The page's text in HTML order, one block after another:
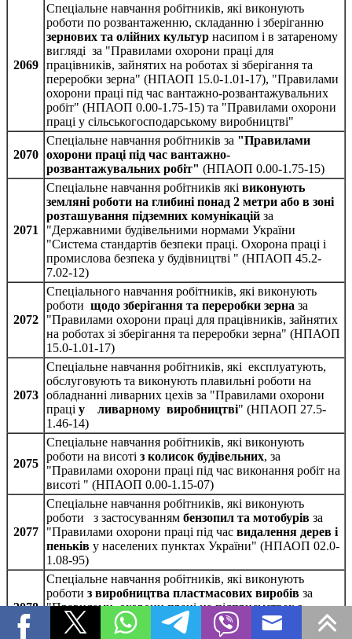
2069
Спеціальне навчання робітників, які виконують
роботи по розвантаженню, складанню і зберіганню
зернових та олійних культур насипом і в затареному
вигляді за "Правилами охорони праці для
працівників, зайнятих на роботах зі зберігання та
переробки зерна" (НПАОП 15.0-1.01-17), "Правилами
охорони праці під час вантажно-розвантажувальних
робіт" (НПАОП 0.00-1.75-15) та "Правилами охорони
праці у сільськогосподарському виробництві"
2070
Спеціальне навчання робітників за "Правилами
охорони праці під час вантажно-
розвантажувальних робіт" (НПАОП 0.00-1.75-15)
2071
Спеціальне навчання робітників які виконують
земляні роботи на глибині понад 2 метри або в зоні
розташування підземних комунікацій за
"Державними будівельними нормами України
"Система стандартів безпеки праці. Охорона праці і
промислова безпека у будівництві " (НПАОП 45.2-
7.02-12)
2072
Спеціального навчання робітників, які виконують
роботи щодо зберігання та переробки зерна за
"Правилами охорони праці для працівників, зайнятих
на роботах зі зберігання та переробки зерна" (НПАОП
15.0-1.01-17)
2073
Спеціальне навчання робітників, які експлуатують,
обслуговують та виконують плавильні роботи на
обладнанні ливарних цехів за "Правилами охорони
праці у ливарному виробництві" (НПАОП 27.5-
1.46-14)
2075
Спеціальне навчання робітників, які виконують
роботи на висоті з колисок будівельних, за
"Правилами охорони праці під час виконання робіт на
висоті " (НПАОП 0.00-1.15-07)
2077
Спеціальне навчання робітників, які виконують
роботи з застосуванням бензопил та мотобурів за
"Правилами охорони праці під час видалення дерев і
пеньків у населених пунктах України" (НПАОП 02.0-
1.08-95)
2078
Спеціальне навчання робітників, які виконують
роботи з виробництва пластмасових виробів за
"Правилами охорони праці на підприємствах з
виробництва пластмасових виробів" (НПАОП 25.0-
1.04-13)